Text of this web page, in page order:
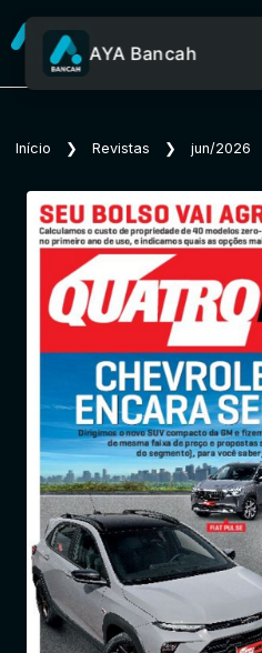
AYA Bancah
Início ❯ Revistas ❯ jun/2026